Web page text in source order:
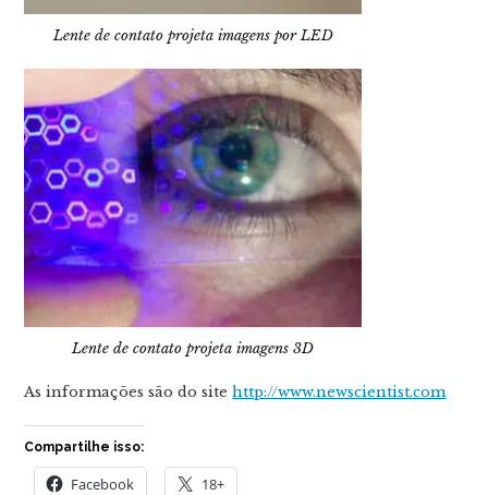
Lente de contato projeta imagens por LED
Lente de contato projeta imagens 3D
As informações são do sitehttp://www.newscientist.com
Compartilhe isso:
Facebook 18+